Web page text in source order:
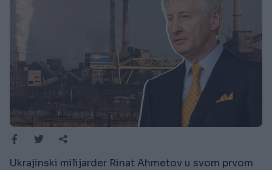
Ukrajinski milijarder Rinat Ahmetov u svom prvom